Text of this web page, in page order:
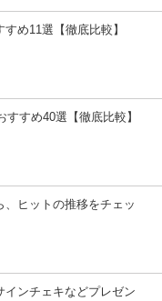
め11選【徹底比較】
すめ40選【徹底比較】
ヒットの推移をチェッ
ンチェキなどプレゼン